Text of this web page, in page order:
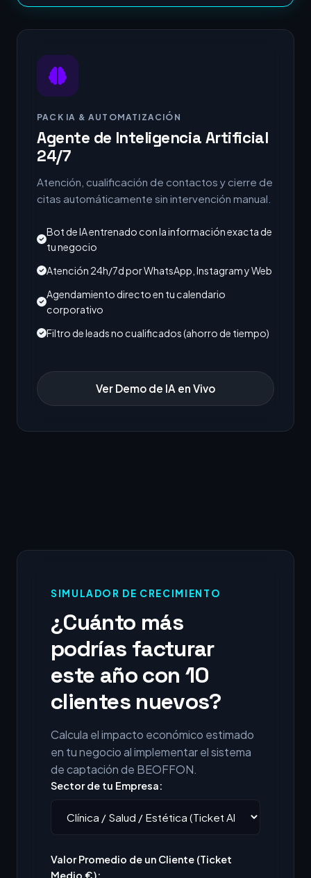
PACK IA & AUTOMATIZACIÓN
Agente de Inteligencia Artificial
24/7
Atención, cualificación de contactos y cierre de
citas automáticamente sin intervención manual.
Bot de IA entrenado con la información exacta de
tu negocio
Atención 24h/7d por WhatsApp, Instagram y Web
Agendamiento directo en tu calendario
corporativo
Filtro de leads no cualificados (ahorro de tiempo)
Ver Demo de IA en Vivo
SIMULADOR DE CRECIMIENTO
¿Cuánto más
podrías facturar
este año con 10
clientes nuevos?
Calcula el impacto económico estimado
en tu negocio al implementar el sistema
de captación de BEOFFON.
Sector de tu Empresa:
Valor Promedio de un Cliente (Ticket
Medio €):